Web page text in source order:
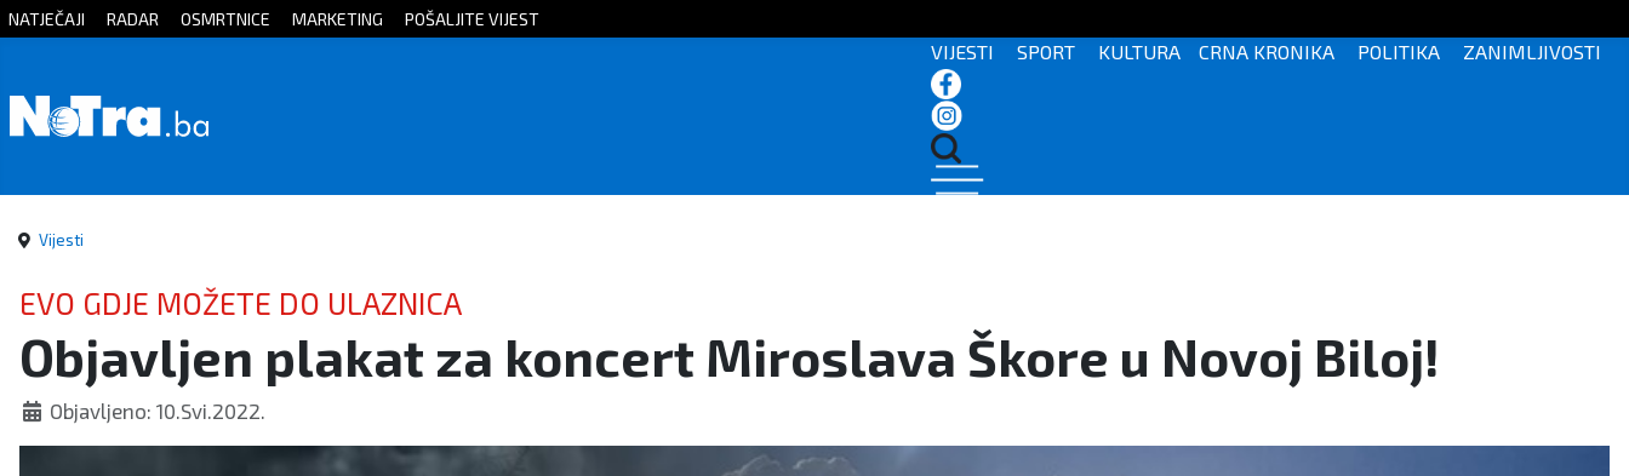
Početna
Sport
Kultura
Crna
kronika
NATJEČAJI RADAR OSMRTNICE MARKETING POŠALJITE VIJEST
VIJESTI SPORT KULTURA CRNA KRONIKA POLITIKA ZANIMLJIVOSTI
Vijesti
EVO GDJE MOŽETE DO ULAZNICA
Objavljen plakat za koncert Miroslava Škore u Novoj Biloj!
Objavljeno: 10.Svi.2022.